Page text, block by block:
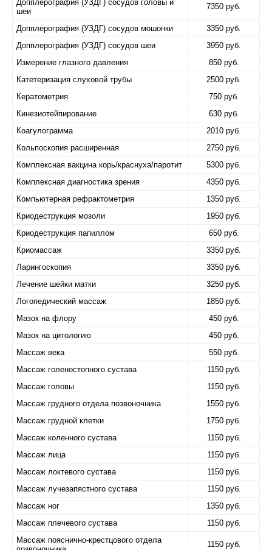
Допплерография (УЗДГ) сосудов головы и
шеи
7350 руб.
Допплерография (УЗДГ) сосудов мошонки
3350 руб.
Допплерография (УЗДГ) сосудов шеи
3950 руб.
Измерение глазного давления
850 руб.
Катетеризация слуховой трубы
2500 руб.
Кератометрия
750 руб.
Кинезиотейпирование
630 руб.
Коагулограмма
2010 руб.
Кольпоскопия расширенная
2750 руб.
Комплексная вакцина корь/краснуха/паротит
5300 руб.
Комплексная диагностика зрения
4350 руб.
Компьютерная рефрактометрия
1350 руб.
Криодеструкция мозоли
1950 руб.
Криодеструкция папиллом
650 руб.
Криомассаж
3350 руб.
Ларингоскопия
3350 руб.
Лечение шейки матки
3250 руб.
Логопедический массаж
1850 руб.
Мазок на флору
450 руб.
Мазок на цитологию
450 руб.
Массаж века
550 руб.
Массаж голеностопного сустава
1150 руб.
Массаж головы
1150 руб.
Массаж грудного отдела позвоночника
1550 руб.
Массаж грудной клетки
1750 руб.
Массаж коленного сустава
1150 руб.
Массаж лица
1150 руб.
Массаж локтевого сустава
1150 руб.
Массаж лучезапястного сустава
1150 руб.
Массаж ног
1350 руб.
Массаж плечевого сустава
1150 руб.
Массаж пояснично-крестцового отдела
1150 руб.